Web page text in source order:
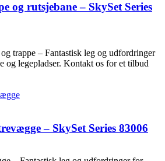
og rutsjebane – SkySet Series
trappe – Fantastisk leg og udfordringer
og legepladser. Kontakt os for et tilbud
– SkySet Series 83006